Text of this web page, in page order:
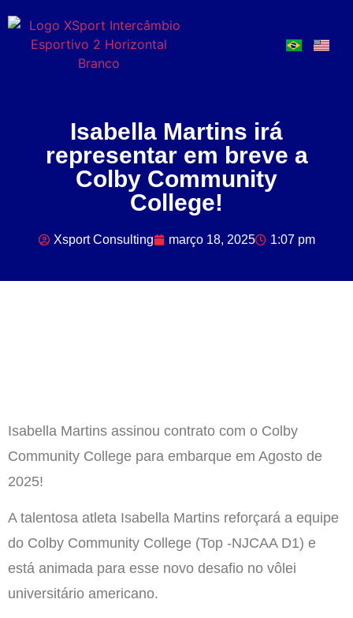
Isabella Martins irá
representar em breve a
Colby Community
College!
Xsport Consulting março 18, 2025 1:07 pm
Isabella Martins assinou contrato com o Colby
Community College para embarque em Agosto de
2025!
A talentosa atleta Isabella Martins reforçará a equipe
do Colby Community College (Top -NJCAA D1) e
está animada para esse novo desafio no vôlei
universitário americano.